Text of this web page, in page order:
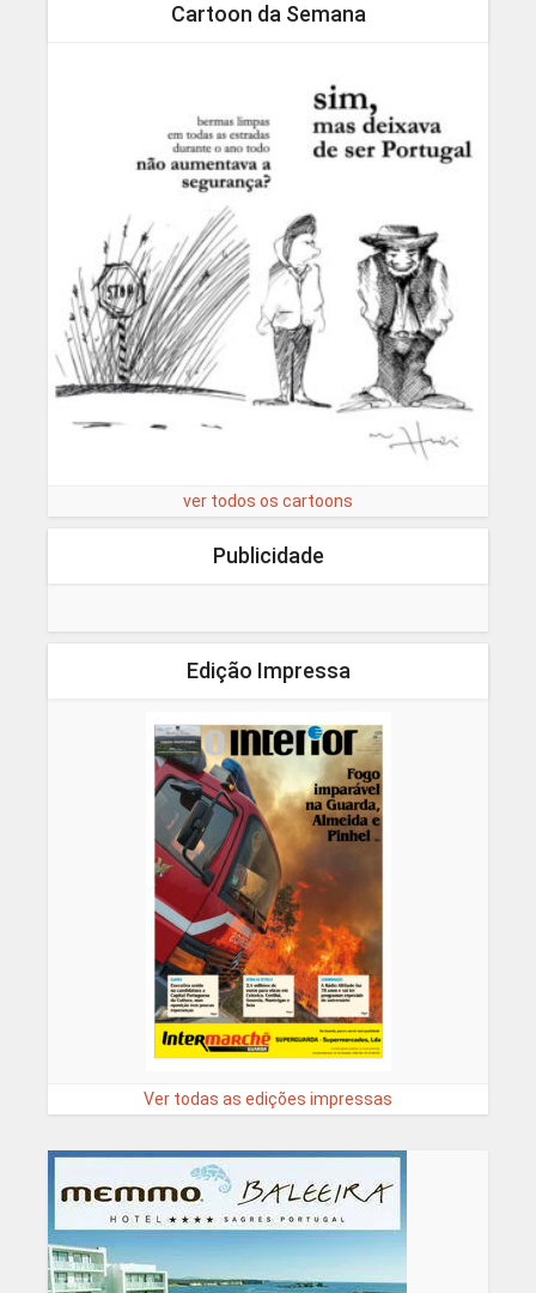
Cartoon da Semana
ver todos os cartoons
Publicidade
Edição Impressa
Ver todas as edições impressas